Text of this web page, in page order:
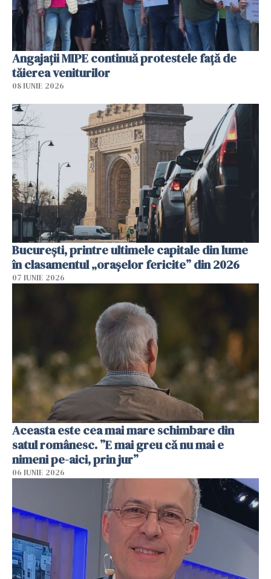
Angajaţii MIPE continuă protestele faţă de
tăierea veniturilor
08 IUNIE 2026
București, printre ultimele capitale din lume
în clasamentul „orașelor fericite” din 2026
07 IUNIE 2026
Aceasta este cea mai mare schimbare din
satul românesc. ”E mai greu că nu mai e
nimeni pe-aici, prin jur”
06 IUNIE 2026